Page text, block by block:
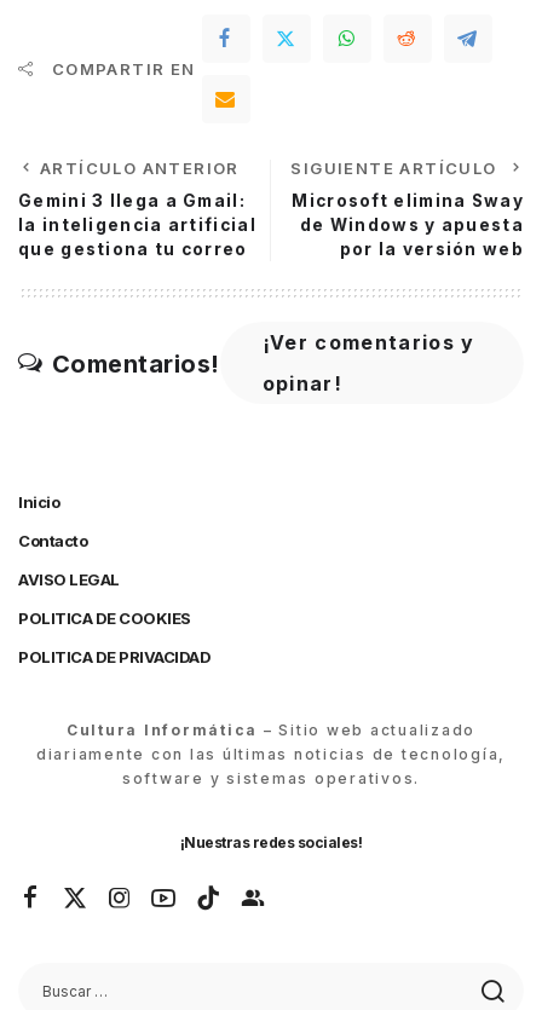
COMPARTIR EN
ARTÍCULO ANTERIOR
Gemini 3 llega a Gmail:
la inteligencia artificial
que gestiona tu correo
SIGUIENTE ARTÍCULO
Microsoft elimina Sway
de Windows y apuesta
por la versión web
Comentarios!
¡Ver comentarios y
opinar!
Inicio
Contacto
AVISO LEGAL
POLITICA DE COOKIES
POLITICA DE PRIVACIDAD
Cultura Informática – Sitio web actualizado
diariamente con las últimas noticias de tecnología,
software y sistemas operativos.
¡Nuestras redes sociales!